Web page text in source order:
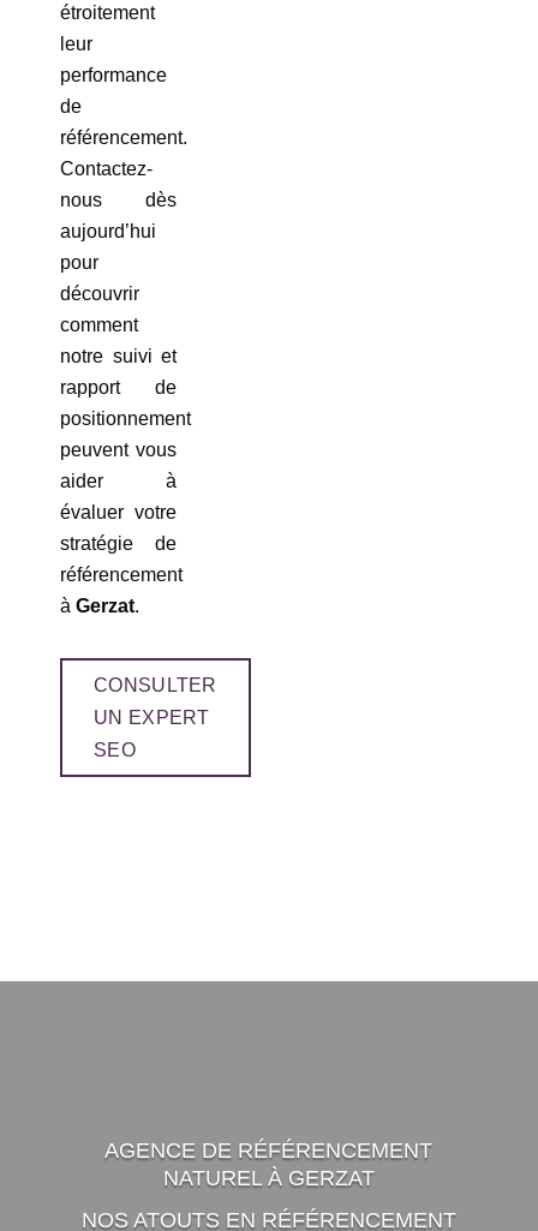
étroitement
leur
performance
de
référencement.
Contactez-
nous dès
aujourd’hui
pour
découvrir
comment
notre suivi et
rapport de
positionnement
peuvent vous
aider à
évaluer votre
stratégie de
référencement
à Gerzat.
CONSULTER
UN EXPERT
SEO
AGENCE DE RÉFÉRENCEMENT
NATUREL À GERZAT
NOS ATOUTS EN RÉFÉRENCEMENT